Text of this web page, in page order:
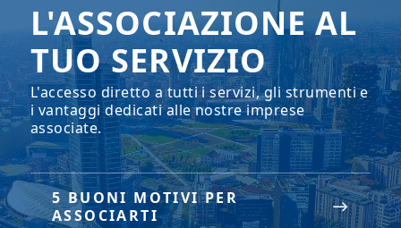
L'ASSOCIAZIONE AL
TUO SERVIZIO
L'accesso diretto a tutti i servizi, gli strumenti e
i vantaggi dedicati alle nostre imprese
associate.
5 BUONI MOTIVI PER
ASSOCIARTI